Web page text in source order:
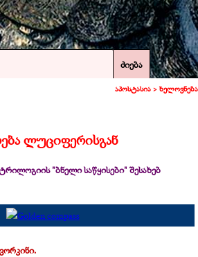
ძიება
აპოსტასია > ხელოვნება
ლუციფერისგან
"ბნელი საწყისები" შესახებ